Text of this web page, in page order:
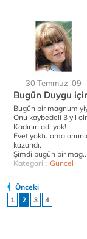
30 Temmuz '09
Bugün Duygu
Bugün bir magnum
Onu kaybedeli 3 yıl
Kadının adı yok!
Evet yoktu ama
kazandı.
Şimdi bugün bir mag..
Kategori : Güncel
Önceki
1
2 3 4